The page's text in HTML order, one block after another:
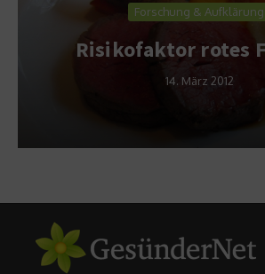
Forschung & Aufklärung
Risikofaktor rotes
14. März 2012